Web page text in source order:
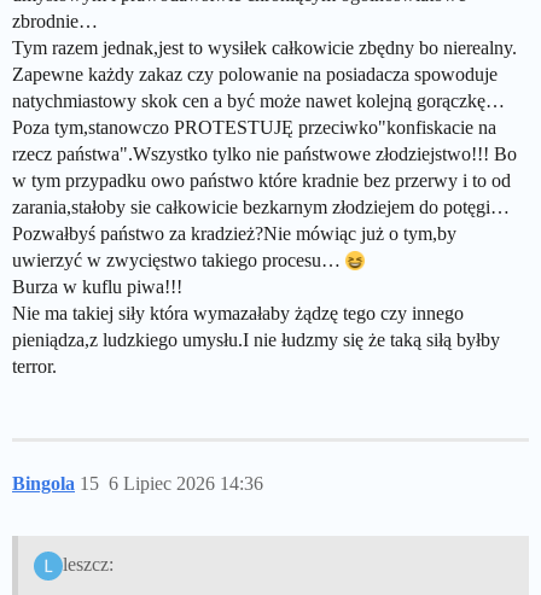
zbrodnie…
Tym razem jednak,jest to wysiłek całkowicie zbędny bo nierealny.
Zapewne każdy zakaz czy polowanie na posiadacza spowoduje
natychmiastowy skok cen a być może nawet kolejną gorączkę…
Poza tym,stanowczo PROTESTUJĘ przeciwko"konfiskacie na
rzecz państwa".Wszystko tylko nie państwowe złodziejstwo!!! Bo
w tym przypadku owo państwo które kradnie bez przerwy i to od
zarania,stałoby sie całkowicie bezkarnym złodziejem do potęgi…
Pozwałbyś państwo za kradzież?Nie mówiąc już o tym,by
uwierzyć w zwycięstwo takiego procesu…
Burza w kuflu piwa!!!
Nie ma takiej siły która wymazałaby żądzę tego czy innego
pieniądza,z ludzkiego umysłu.I nie łudzmy się że taką siłą byłby
terror.
Bingola 6 Lipiec 2026 14:36
15
leszcz: